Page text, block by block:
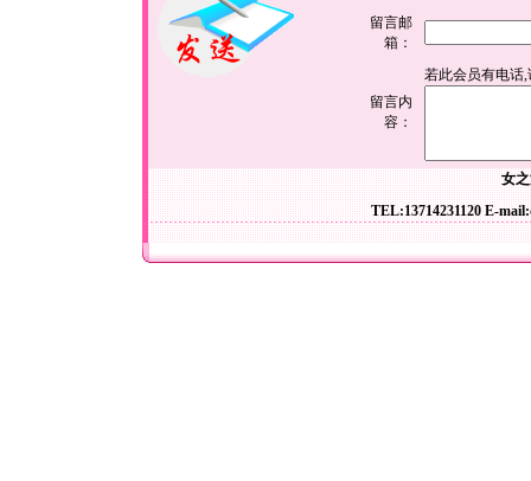
留言邮
箱：
留言内
容：
若此会员有电话
女
TEL:13714231120 E-mail: